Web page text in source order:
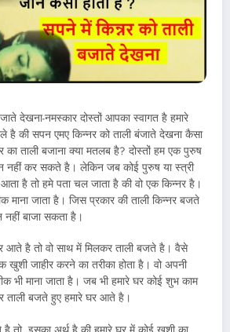
देखना-नमस्कार दोस्तों आपका स्वागत है हमारे
है की सपन एमए किन्नर को ताली बंजाते देखना कैसा
का ताली बजाना क्या मतलब है? दोस्तों हम एक पुरुष
नहीं कर सकते है। लेकिन जब कोई पुरुष या स्त्री
है तो हमे पता चल जाता है की वो एक किन्नर है।
माना जाता है। जिस प्रकार की ताली किन्नर बजते
बाजा सकता है।
आते है तो वो साथ में मिलकर ताली बजते है। वैसे
खुशी जाहीर करने का तरीका होता है। वो अपनी
भी माना जाता है। जब भी हमारे घर कोई शुभ काम
ताली बजते हुए हमारे घर आते है।